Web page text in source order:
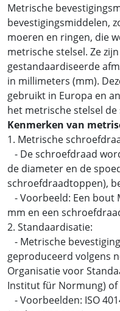
Metrische
bevestigingsmiddelen,
moeren en ringen, die
metrische stelsel. Ze
gestandaardiseerde
in millimeters (mm).
gebruikt in Europa en
het metrische stelsel
Kenmerken van
1. Metrische
- De schroefdraad
de diameter en de
schroefdraadtoppen),
- Voorbeeld: Een bout
mm en een
2. Standaardisatie:
- Metrische
geproduceerd volgens
Organisatie voor
Institut für Normung) of
- Voorbeelden: ISO